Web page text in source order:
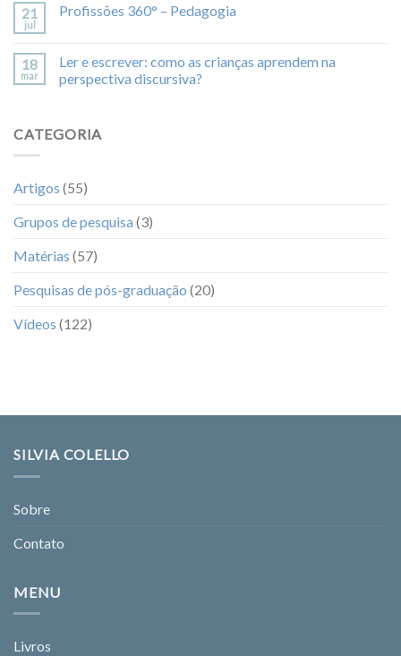
21
jul
Profissões 360° – Pedagogia
18
mar
Ler e escrever: como as crianças aprendem na
perspectiva discursiva?
CATEGORIA
Artigos (55)
Grupos de pesquisa (3)
Matérias (57)
Pesquisas de pós-graduação (20)
Vídeos (122)
SILVIA COLELLO
Sobre
Contato
MENU
Livros